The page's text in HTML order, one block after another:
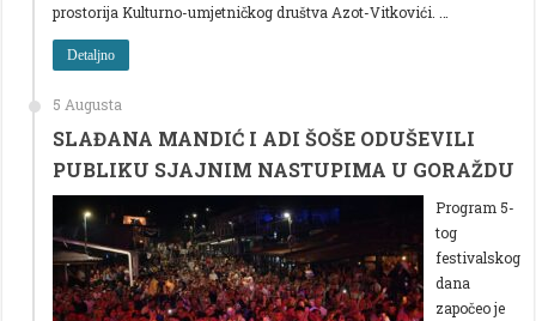
prostorija Kulturno-umjetničkog društva Azot-Vitkovići. …
Detaljno
5 Augusta
SLAĐANA MANDIĆ I ADI ŠOŠE ODUŠEVILI
PUBLIKU SJAJNIM NASTUPIMA U GORAŽDU
Program 5-
tog
festivalskog
dana
započeo je